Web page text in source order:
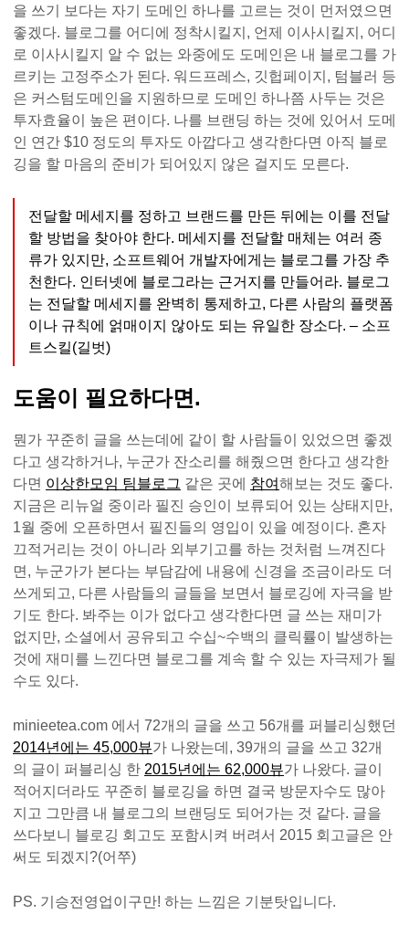
을 쓰기 보다는 자기 도메인 하나를 고르는 것이 먼저였으면
좋겠다. 블로그를 어디에 정착시킬지, 언제 이사시킬지, 어디
로 이사시킬지 알 수 없는 와중에도 도메인은 내 블로그를 가
르키는 고정주소가 된다. 워드프레스, 깃헙페이지, 텀블러 등
은 커스텀도메인을 지원하므로 도메인 하나쯤 사두는 것은
투자효율이 높은 편이다. 나를 브랜딩 하는 것에 있어서 도메
인 연간 $10 정도의 투자도 아깝다고 생각한다면 아직 블로
깅을 할 마음의 준비가 되어있지 않은 걸지도 모른다.
전달할 메세지를 정하고 브랜드를 만든 뒤에는 이를 전달
할 방법을 찾아야 한다. 메세지를 전달할 매체는 여러 종
류가 있지만, 소프트웨어 개발자에게는 블로그를 가장 추
천한다. 인터넷에 블로그라는 근거지를 만들어라. 블로그
는 전달할 메세지를 완벽히 통제하고, 다른 사람의 플랫폼
이나 규칙에 얽매이지 않아도 되는 유일한 장소다. – 소프
트스킬(길벗)
도움이 필요하다면.
뭔가 꾸준히 글을 쓰는데에 같이 할 사람들이 있었으면 좋겠
다고 생각하거나, 누군가 잔소리를 해줬으면 한다고 생각한
다면 이상한모임 팀블로그 같은 곳에 참여해보는 것도 좋다.
지금은 리뉴얼 중이라 필진 승인이 보류되어 있는 상태지만,
1월 중에 오픈하면서 필진들의 영입이 있을 예정이다. 혼자
끄적거리는 것이 아니라 외부기고를 하는 것처럼 느껴진다
면, 누군가가 본다는 부담감에 내용에 신경을 조금이라도 더
쓰게되고, 다른 사람들의 글들을 보면서 블로깅에 자극을 받
기도 한다. 봐주는 이가 없다고 생각한다면 글 쓰는 재미가
없지만, 소셜에서 공유되고 수십~수백의 클릭률이 발생하는
것에 재미를 느낀다면 블로그를 계속 할 수 있는 자극제가 될
수도 있다.
minieetea.com 에서 72개의 글을 쓰고 56개를 퍼블리싱했던
2014년에는 45,000뷰가 나왔는데, 39개의 글을 쓰고 32개
의 글이 퍼블리싱 한 2015년에는 62,000뷰가 나왔다. 글이
적어지더라도 꾸준히 블로깅을 하면 결국 방문자수도 많아
지고 그만큼 내 블로그의 브랜딩도 되어가는 것 같다. 글을
쓰다보니 블로깅 회고도 포함시켜 버려서 2015 회고글은 안
써도 되겠지?(어쭈)
PS. 기승전영업이구만! 하는 느낌은 기분탓입니다.